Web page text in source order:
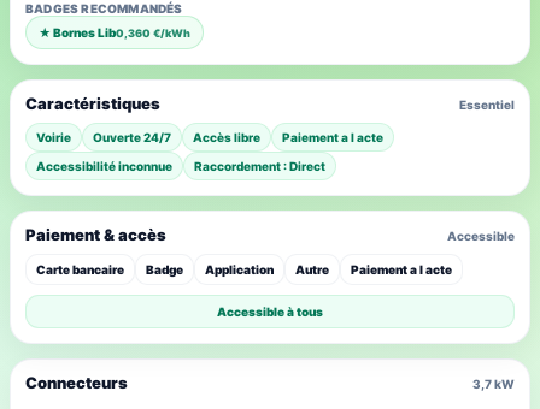
BADGES RECOMMANDÉS
★ Bornes Lib0,360 €/kWh
Caractéristiques Essentiel
Voirie Ouverte 24/7 Accès libre
Paiement a l acte
Accessibilité inconnue
Raccordement : Direct
Connecteurs 3,7 kW
Paiement & accès Accessible
Carte bancaire Badge Application Autre Paiement a l acte
Accessible à tous